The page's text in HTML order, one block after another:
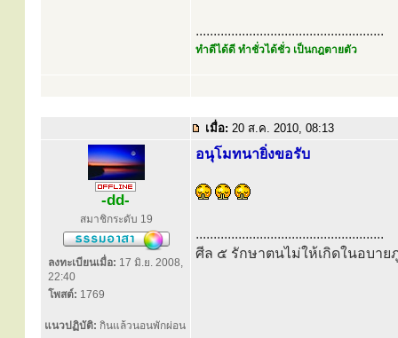
.....................................................
ทำดีได้ดี ทำชั่วได้ชั่ว เป็นกฎตายตัว
เมื่อ: 20 ส.ค. 2010, 08:13
-dd-
สมาชิกระดับ 19
ลงทะเบียนเมื่อ: 17 มิ.ย. 2008,
22:40
โพสต์: 1769
แนวปฏิบัติ: กินแล้วนอนพักผ่อน
อนุโมทนายิ่งขอรับ
.....................................................
ศีล ๕ รักษาตนไม่ให้เกิดในอบาย